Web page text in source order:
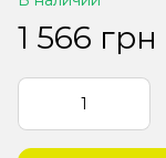
1 566 грн